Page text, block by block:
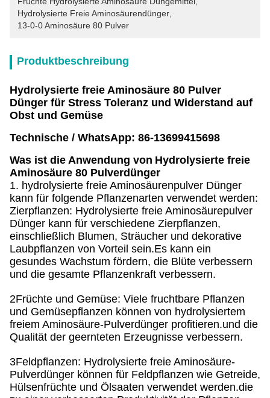
Hydrolysierte Freie Aminosäurendünger
13-0-0 Aminosäure 80 Pulver
Produktbeschreibung
Hydrolysierte freie Aminosäure 80 Pulver
Dünger für Stress Toleranz und Widerstand auf
Obst und Gemüse
Technische / WhatsApp: 86-13699415698
Was ist die Anwendung von Hydrolysierte freie
Aminosäure 80 Pulverdünger
1. hydrolysierte freie Aminosäurenpulver Dünger
kann für folgende Pflanzenarten verwendet werden:
Zierpflanzen: Hydrolysierte freie Aminosäurepulver
Dünger kann für verschiedene Zierpflanzen,
einschließlich Blumen, Sträucher und dekorative
Laubpflanzen von Vorteil sein.Es kann ein
gesundes Wachstum fördern, die Blüte verbessern
und die gesamte Pflanzenkraft verbessern.
2Früchte und Gemüse: Viele fruchtbare Pflanzen
und Gemüsepflanzen können von hydrolysiertem
freiem Aminosäure-Pulverdünger profitieren.und die
Qualität der geernteten Erzeugnisse verbessern.
3Feldpflanzen: Hydrolysierte freie Aminosäure-
Pulverdünger können für Feldpflanzen wie Getreide,
Hülsenfrüchte und Ölsaaten verwendet werden.die